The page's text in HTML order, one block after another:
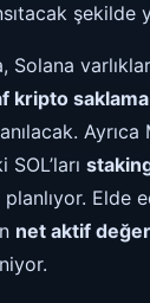
şekilde
Solana
kripto
Elde
net aktif